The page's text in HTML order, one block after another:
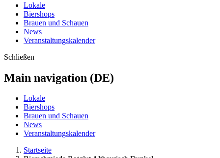
Lokale
Biershops
Brauen und Schauen
News
Veranstaltungskalender
Schließen
Main navigation (DE)
Lokale
Biershops
Brauen und Schauen
News
Veranstaltungskalender
Startseite